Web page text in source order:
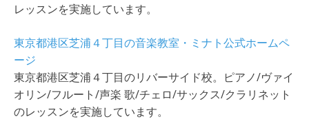
レッスンを実施しています。
東京都港区芝浦４丁目の音楽教室・ミナト公式ホームペ
ージ
東京都港区芝浦４丁目のリバーサイド校。ピアノ/ヴァイ
オリン/フルート/声楽 歌/チェロ/サックス/クラリネット
のレッスンを実施しています。